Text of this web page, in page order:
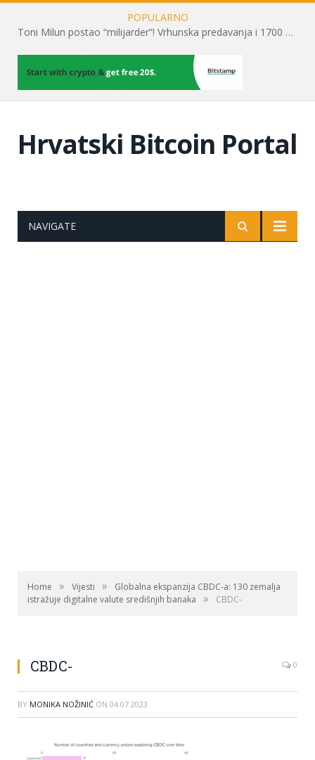
POPULARNO
Toni Milun postao “milijarder”! Vrhunska predavanja i 1700 posjetitelja obilježili su mjesec financijske pismenosti
Hrvatski Bitcoin Portal
NAVIGATE
Home » Vijesti »
Globalna ekspanzija CBDC-a: 130 zemalja
istražuje digitalne valute središnjih banaka
» CBDC-
CBDC- 0
BY MONIKA NOŽINIĆ ON 04.07.2023